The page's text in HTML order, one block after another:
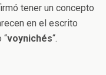
tener un concepto
en el escrito
“voynichés“.